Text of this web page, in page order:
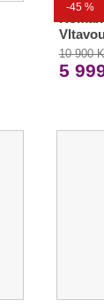
-45 %
10 900
5